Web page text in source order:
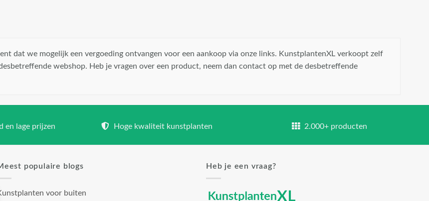
dat we mogelijk een vergoeding ontvangen voor een aankoop via onze links. KunstplantenXL verkoopt zelf
webshop. Heb je vragen over een product, neem dan contact op met de desbetreffende
en lage prijzen Hoge kwaliteit kunstplanten 2.000+ producten
populaire blogs
voor buiten
Heb je een vraag?